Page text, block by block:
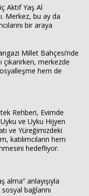
Aktif Yaş Al
Merkez, bu ay da
bir araya
Millet Bahçesi’nde
merkezde
hem de
Rehberi, Evimde
ve Uyku Hijyen
ve Yüreğimizdeki
katılımcıların hem
hedefliyor.
alma” anlayışıyla
bağlarını
Haberin Doğru Adresi.